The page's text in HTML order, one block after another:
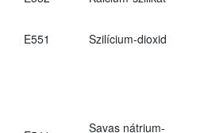
E551 Szilícium-dioxid
Savas nátrium-